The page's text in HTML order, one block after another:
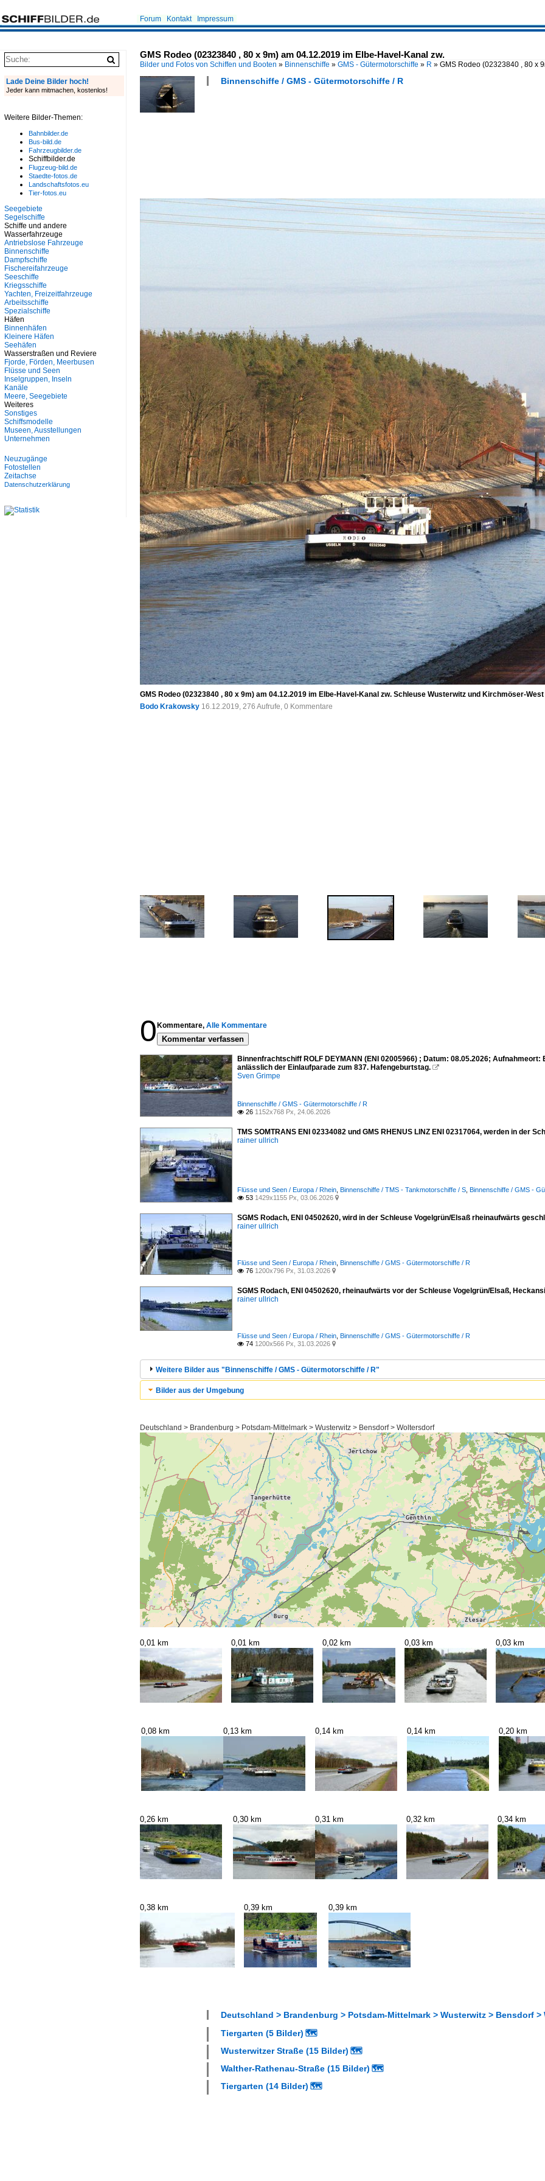
Forum Kontakt Impressum
GMS Rodeo (02323840 , 80 x 9m) am 04.12.2019 im Elbe-Havel-Kanal zw.
Bilder und Fotos von Schiffen und Booten » Binnenschiffe » GMS - Gütermotorschiffe » R » GMS Rodeo (02323840 , 80 x
Binnenschiffe / GMS - Gütermotorschiffe / R
GMS Rodeo (02323840 , 80 x 9m) am 04.12.2019 im Elbe-Havel-Kanal zw. Schleuse Wusterwitz und Kirchmöser-
Bodo Krakowsky 16.12.2019, 276 Aufrufe, 0 Kommentare
0 Kommentare, Alle Kommentare
Kommentar verfassen
Binnenfrachtschiff ROLF DEYMANN (ENI 02005966) ; Datum: 08.05.2026;
anlässlich der Einlaufparade zum 837. Hafengeburtstag. 
Sven Grimpe
Binnenschiffe / GMS - Gütermotorschiffe / R
 26 1152x768 Px, 24.06.2026
TMS SOMTRANS ENI 02334082 und GMS RHENUS LINZ ENI 02317064, werden in der
rainer ullrich
Flüsse und Seen / Europa / Rhein Binnenschiffe / TMS - Tankmotorschiffe / S Binnenschiffe / GMS -
 53 1429x1155 Px, 03.06.2026 
SGMS Rodach, ENI 04502620, wird in der Schleuse Vogelgrün/Elsaß rheinaufwärts
rainer ullrich
Flüsse und Seen / Europa / Rhein Binnenschiffe / GMS - Gütermotorschiffe / R
 76 1200x796 Px, 31.03.2026 
SGMS Rodach, ENI 04502620, rheinaufwärts vor der Schleuse Vogelgrün/Elsaß,
rainer ullrich
Flüsse und Seen / Europa / Rhein Binnenschiffe / GMS - Gütermotorschiffe / R
 74 1200x566 Px, 31.03.2026 
Weitere Bilder aus "Binnenschiffe / GMS - Gütermotorschiffe / R"
Bilder aus der Umgebung
Deutschland > Brandenburg > Potsdam-Mittelmark > Wusterwitz > Bensdorf > Woltersdorf
0,01 km 0,01 km 0,02 km 0,03 km 0,03 km
0,08 km 0,13 km 0,14 km 0,14 km 0,20 km
0,26 km 0,30 km 0,31 km 0,32 km 0,34 km
0,38 km 0,39 km 0,39 km
Deutschland > Brandenburg > Potsdam-Mittelmark > Wusterwitz > Bensdorf >
Tiergarten (5 Bilder) 🗺
Wusterwitzer Straße (15 Bilder) 🗺
Walther-Rathenau-Straße (15 Bilder) 🗺
Tiergarten (14 Bilder) 🗺
Lade Deine Bilder hoch!
Jeder kann mitmachen, kostenlos!
Weitere Bilder-Themen:
Bahnbilder.de
Bus-bild.de
Fahrzeugbilder.de
Schiffbilder.de
Flugzeug-bild.de
Staedte-fotos.de
Landschaftsfotos.eu
Tier-fotos.eu
Seegebiete
Segelschiffe
Schiffe und andere
Wasserfahrzeuge
Antriebslose Fahrzeuge
Binnenschiffe
Dampfschiffe
Fischereifahrzeuge
Seeschiffe
Kriegsschiffe
Yachten, Freizeitfahrzeuge
Arbeitsschiffe
Spezialschiffe
Häfen
Binnenhäfen
Kleinere Häfen
Seehäfen
Wasserstraßen und Reviere
Fjorde, Förden, Meerbusen
Flüsse und Seen
Inselgruppen, Inseln
Kanäle
Meere, Seegebiete
Weiteres
Sonstiges
Schiffsmodelle
Museen, Ausstellungen
Unternehmen
Neuzugänge
Fotostellen
Zeitachse
Datenschutzerklärung